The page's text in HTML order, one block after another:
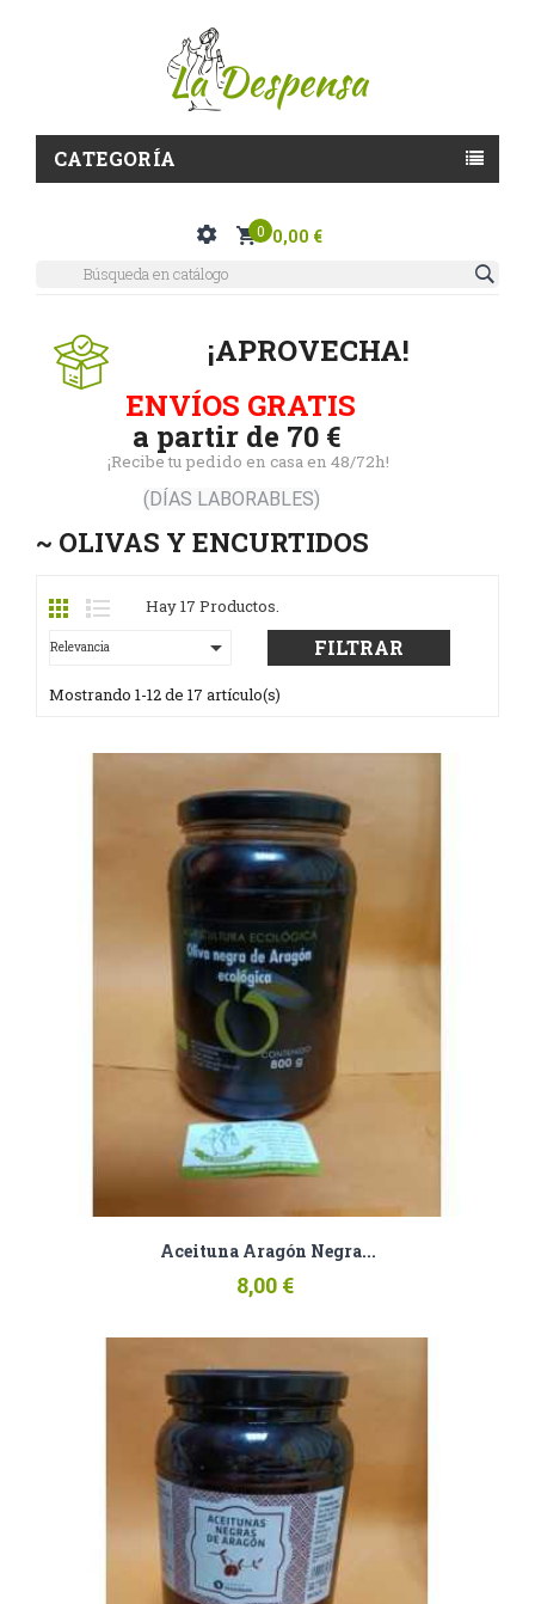
CATEGORÍA
0 0,00 €
¡APROVECHA!
ENVÍOS GRATIS
a partir de 70 €
¡Recibe tu pedido en casa en 48/72h!
(DÍAS LABORABLES)
~ OLIVAS Y ENCURTIDOS
Hay 17 Productos.
Relevancia  FILTRAR
Mostrando 1-12 de 17 artículo(s)
Aceituna Aragón Negra...
8,00 €